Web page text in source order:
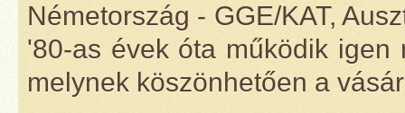
Németország - GGE/KAT,
'80-as évek óta működik
melynek köszönhetően a